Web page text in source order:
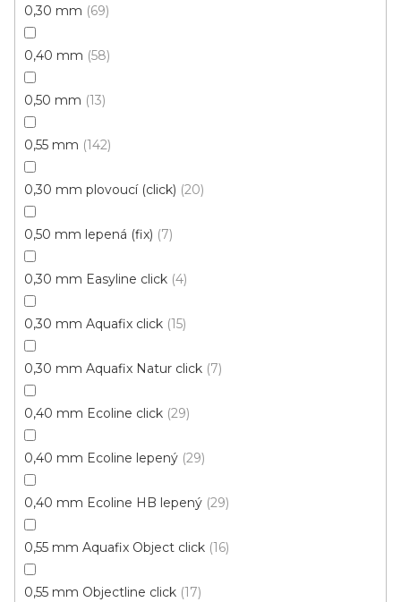
0,30 mm 69
0,40 mm 58
0,50 mm 13
0,55 mm 142
0,30 mm plovoucí (click) 20
0,50 mm lepená (fix) 7
0,30 mm Easyline click 4
0,30 mm Aquafix click 15
0,30 mm Aquafix Natur click 7
0,40 mm Ecoline click 29
0,40 mm Ecoline lepený 29
0,40 mm Ecoline HB lepený 29
0,55 mm Aquafix Object click 16
0,55 mm Objectline click 17
Vinylová podlaha Wineo Select Starlight oak soft
DB00116
449 Kč / m2
575 Kč
Wineo